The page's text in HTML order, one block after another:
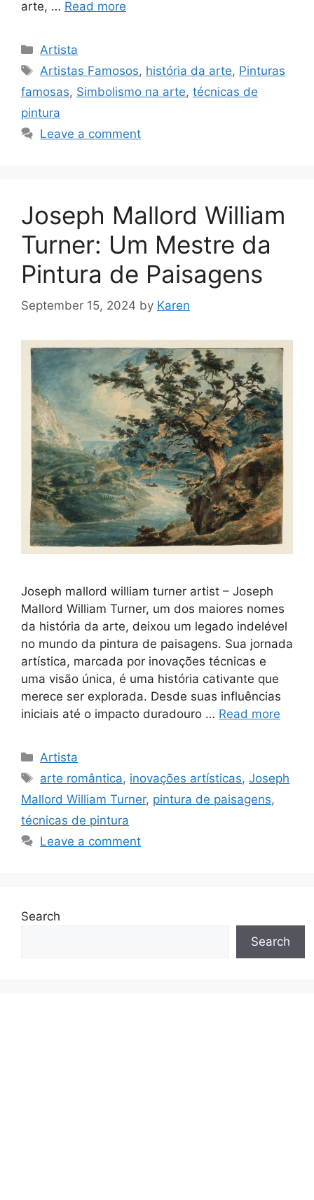
arte, … Read more
Categories
Artista
Tags
Artistas Famosos, história da arte, Pinturas
famosas, Simbolismo na arte, técnicas de
pintura
Leave a comment
Joseph Mallord William
Turner: Um Mestre da
Pintura de Paisagens
September 15, 2024 by Karen
Joseph mallord william turner artist – Joseph
Mallord William Turner, um dos maiores nomes
da história da arte, deixou um legado indelével
no mundo da pintura de paisagens. Sua jornada
artística, marcada por inovações técnicas e
uma visão única, é uma história cativante que
merece ser explorada. Desde suas influências
iniciais até o impacto duradouro … Read more
Categories
Artista
Tags
arte romântica, inovações artísticas,Joseph
Mallord William Turner, pintura de paisagens,
técnicas de pintura
Leave a comment
Search
Search